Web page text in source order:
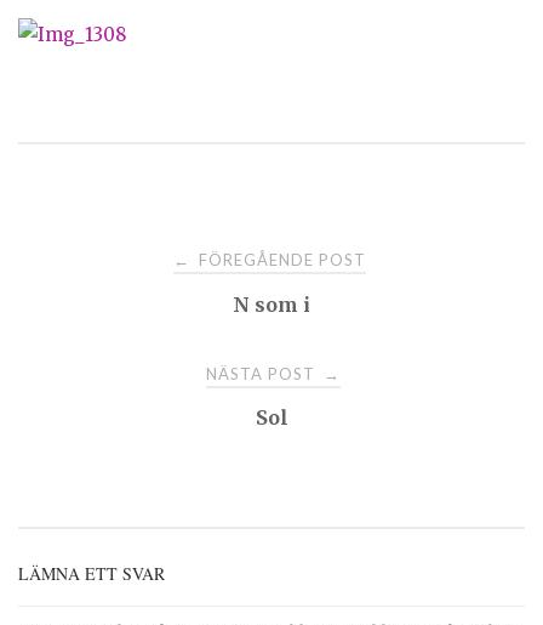
← FÖREGÅENDE POST
N som i
NÄSTA POST →
Sol
LÄMNA ETT SVAR